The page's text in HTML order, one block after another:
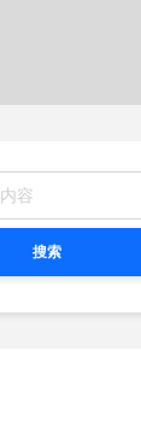
搜索